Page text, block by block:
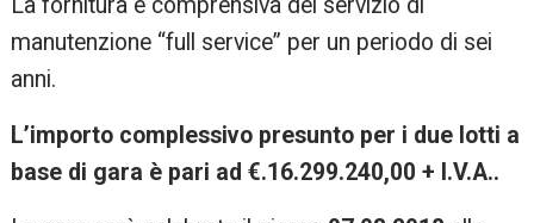
manutenzione “full service” per un periodo di sei
anni.
L’importo complessivo presunto per i due lotti a
base di gara è pari ad €.16.299.240,00 + I.V.A..